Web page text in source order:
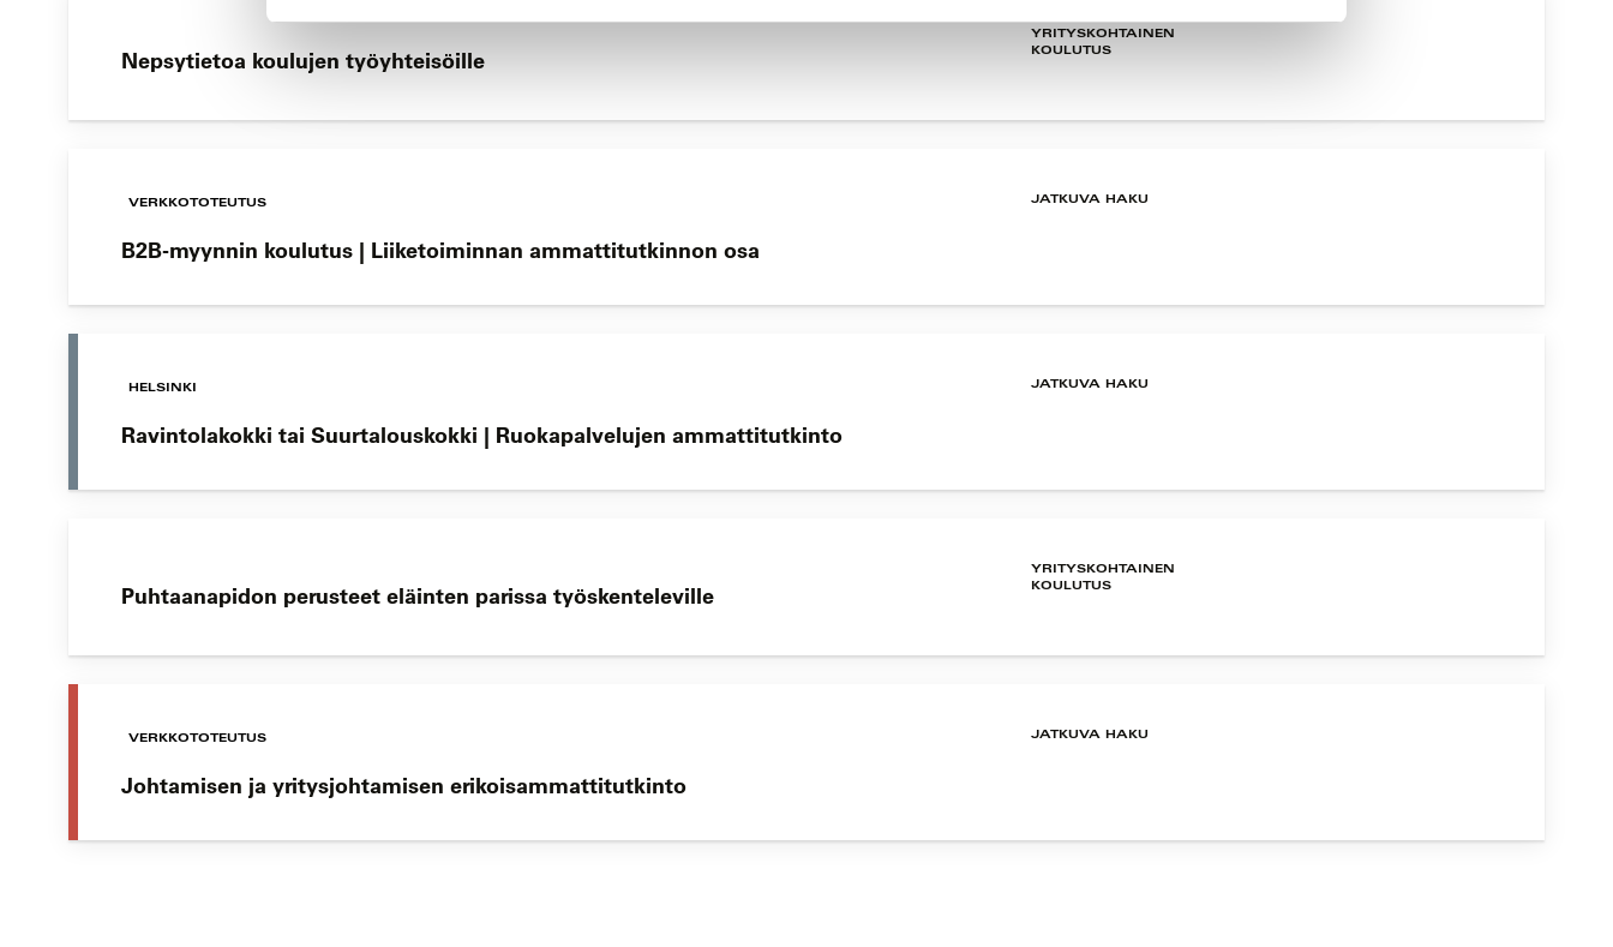
Nepsytietoa koulujen työyhteisöille
YRITYSKOHTAINEN
KOULUTUS
VERKKOTOTEUTUS
B2B-myynnin koulutus | Liiketoiminnan ammattitutkinnon osa
JATKUVA HAKU
HELSINKI
Ravintolakokki tai Suurtalouskokki | Ruokapalvelujen ammattitutkinto
JATKUVA HAKU
Puhtaanapidon perusteet eläinten parissa työskenteleville
YRITYSKOHTAINEN
KOULUTUS
VERKKOTOTEUTUS
Johtamisen ja yritysjohtamisen erikoisammattitutkinto
JATKUVA HAKU